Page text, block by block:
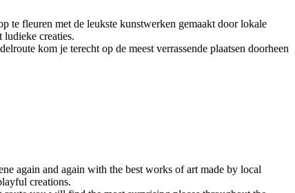
te fleuren met de leukste kunstwerken gemaakt door lokale
ludieke creaties.
kom je terecht op de meest verrassende plaatsen doorheen
again and again with the best works of art made by local
creations.